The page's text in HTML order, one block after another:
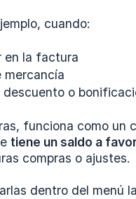
cuando:
en la factura
mercancía
descuento o
funciona como un
tiene un saldo a
compras o ajustes.
dentro del menú